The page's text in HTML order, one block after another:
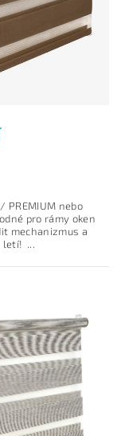
PREMIUM nebo
pro rámy oken
mechanizmus a
letí! ...